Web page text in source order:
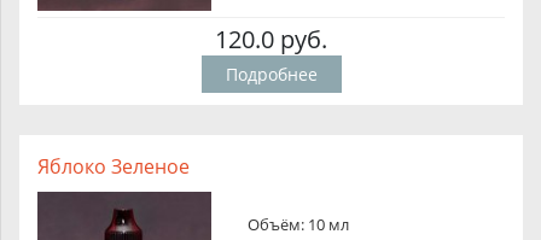
120.0 руб.
Подробнее
Яблоко Зеленое
Объём: 10 мл